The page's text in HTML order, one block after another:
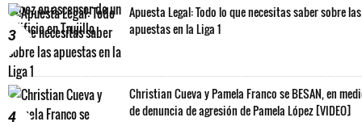
3
Apuesta Legal: Todo lo que necesitas saber sobre las
apuestas en la Liga 1
4
Christian Cueva y Pamela Franco se BESAN, en
de denuncia de agresión de Pamela López [VIDEO]